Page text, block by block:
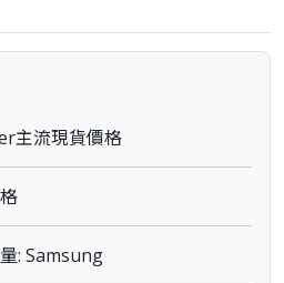
主流現貨價格
: Samsung